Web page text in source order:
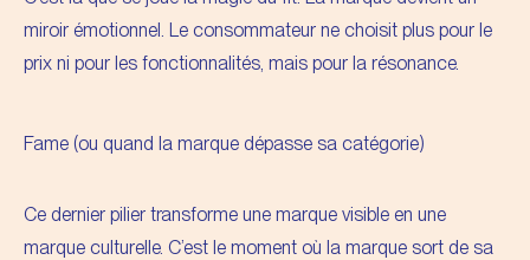
miroir émotionnel. Le consommateur ne choisit plus pour le
prix ni pour les fonctionnalités, mais pour la résonance.
Fame (ou quand la marque dépasse sa catégorie)
Ce dernier pilier transforme une marque visible en une
marque culturelle. C’est le moment où la marque sort de sa